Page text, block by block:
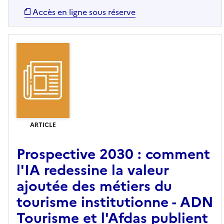
Accès en ligne sous réserve
ARTICLE
Prospective 2030 : comment
l'IA redessine la valeur
ajoutée des métiers du
tourisme institutionne - ADN
Tourisme et l'Afdas publient